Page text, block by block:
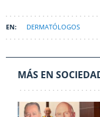
DERMATÓLOGOS
MÁS EN